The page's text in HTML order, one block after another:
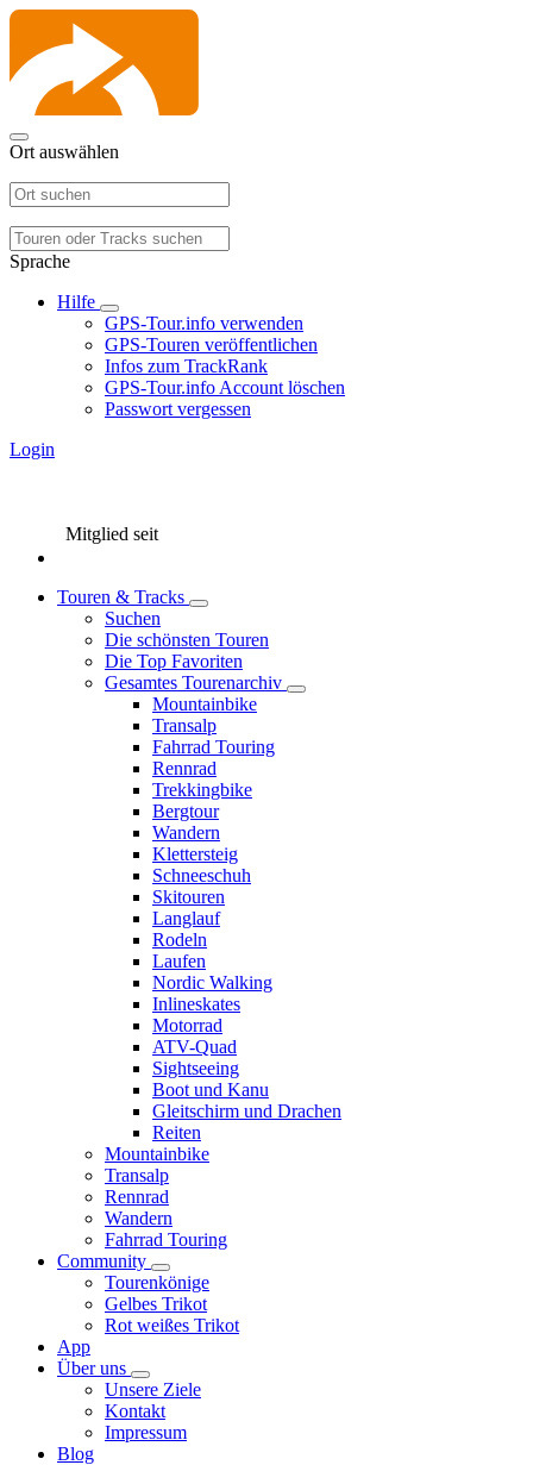
Ort auswählen
Sprache
Hilfe
GPS-Tour.info verwenden
GPS-Touren veröffentlichen
Infos zum TrackRank
GPS-Tour.info Account löschen
Passwort vergessen
Login
Mitglied seit
Touren & Tracks
Suchen
Die schönsten Touren
Die Top Favoriten
Gesamtes Tourenarchiv
Mountainbike
Transalp
Fahrrad Touring
Rennrad
Trekkingbike
Bergtour
Wandern
Klettersteig
Schneeschuh
Skitouren
Langlauf
Rodeln
Laufen
Nordic Walking
Inlineskates
Motorrad
ATV-Quad
Sightseeing
Boot und Kanu
Gleitschirm und Drachen
Reiten
Mountainbike
Transalp
Rennrad
Wandern
Fahrrad Touring
Community
Tourenkönige
Gelbes Trikot
Rot weißes Trikot
App
Über uns
Unsere Ziele
Kontakt
Impressum
Blog